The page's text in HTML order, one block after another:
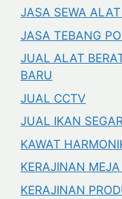
JASA SEWA
JASA TEBANG
JUAL ALAT
BARU
JUAL CCTV
JUAL IKAN
KAWAT
KERAJINAN
KERAJINAN